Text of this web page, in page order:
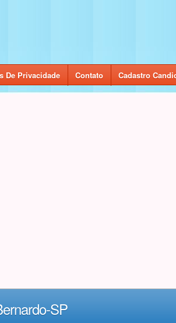
De Privacidade Contato Cadastro
SP